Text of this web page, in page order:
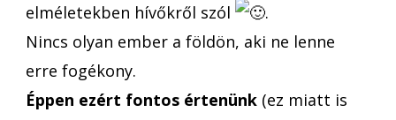
elméletekben hívőkről szól
.
Nincs olyan ember a földön, aki ne lenne
erre fogékony.
Éppen ezért fontos értenünk (ez miatt is